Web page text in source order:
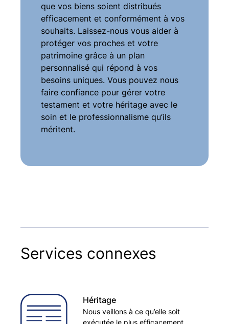
que vos biens soient distribués
efficacement et conformément à vos
souhaits. Laissez-nous vous aider à
protéger vos proches et votre
patrimoine grâce à un plan
personnalisé qui répond à vos
besoins uniques. Vous pouvez nous
faire confiance pour gérer votre
testament et votre héritage avec le
soin et le professionnalisme qu’ils
méritent.
Services connexes
Héritage
Nous veillons à ce qu’elle soit
exécutée le plus efficacement